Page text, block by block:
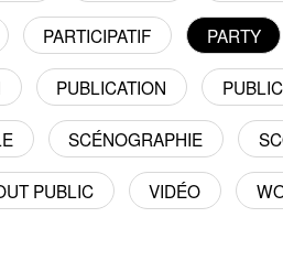
PARTICIPATIF PARTY
PUBLICATION
SCÉNOGRAPHIE
PUBLIC VIDÉO